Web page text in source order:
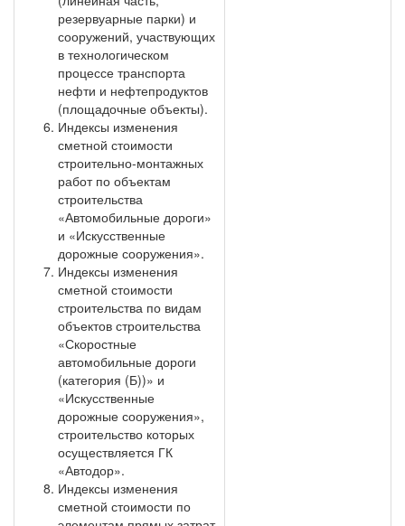
резервуарные парки) и
сооружений, участвующих
в технологическом
процессе транспорта
нефти и нефтепродуктов
(площадочные объекты).
Индексы изменения
сметной стоимости
строительно-монтажных
работ по объектам
строительства
«Автомобильные дороги»
и «Искусственные
дорожные сооружения».
Индексы изменения
сметной стоимости
строительства по видам
объектов строительства
«Скоростные
автомобильные дороги
(категория (Б))» и
«Искусственные
дорожные сооружения»,
строительство которых
осуществляется ГК
«Автодор».
Индексы изменения
сметной стоимости по